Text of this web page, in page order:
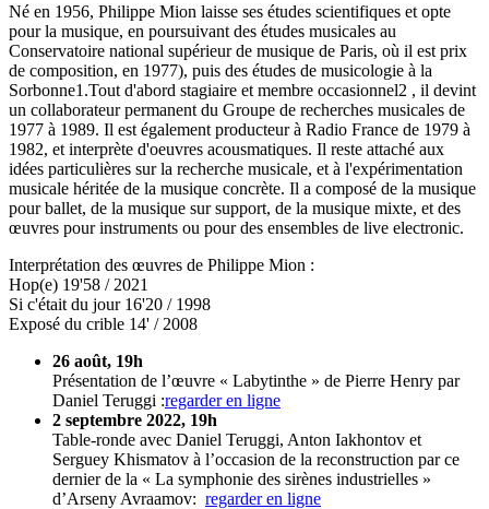
Né en 1956, Philippe Mion laisse ses études scientifiques et opte
pour la musique, en poursuivant des études musicales au
Conservatoire national supérieur de musique de Paris, où il est prix
de composition, en 1977), puis des études de musicologie à la
Sorbonne1.Tout d'abord stagiaire et membre occasionnel2 , il devint
un collaborateur permanent du Groupe de recherches musicales de
1977 à 1989. Il est également producteur à Radio France de 1979 à
1982, et interprète d'oeuvres acousmatiques. Il reste attaché aux
idées particulières sur la recherche musicale, et à l'expérimentation
musicale héritée de la musique concrète. Il a composé de la musique
pour ballet, de la musique sur support, de la musique mixte, et des
œuvres pour instruments ou pour des ensembles de live electronic.
Interprétation des œuvres de Philippe Mion :
Hop(e) 19'58 / 2021
Si c'était du jour 16'20 / 1998
Exposé du crible 14' / 2008
26 août, 19h
Présentation de l’œuvre « Labytinthe » de Pierre Henry par
Daniel Teruggi :regarder en ligne
2 septembre 2022, 19h
Table-ronde avec Daniel Teruggi, Anton Iakhontov et
Serguey Khismatov à l’occasion de la reconstruction par ce
dernier de la « La symphonie des sirènes industrielles »
d’Arseny Avraamov: regarder en ligne